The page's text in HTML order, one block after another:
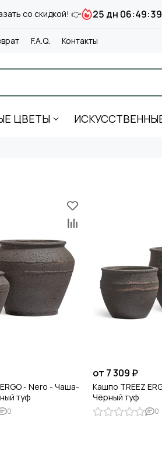
со скидкой! 👉 25 дн 06:49:39
F.A.Q. Контакты
ЦВЕТЫ
- Nero - Чаша-
туф
0
от 7 309 ₽
Кашпо TREEZ
Чёрный туф
0